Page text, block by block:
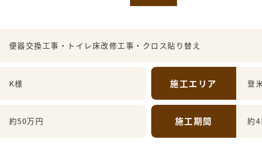
便器交換工事・トイレ床改修工事・クロス貼り替え
K様 施工エリア 登
約50万円 施工期間 約